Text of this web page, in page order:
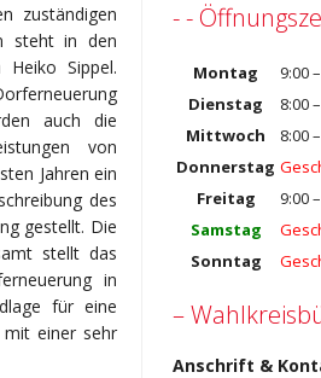
zuständigen
steht in den
Sippel.
auch die
von
Jahren ein
des
gestellt. Die
stellt das
in
für eine
mit einer sehr
- -
Montag
9:00
Dienstag
8:00
Mittwoch
8:00
Donnerstag
Freitag
9:00
Samstag
Sonntag
–
Anschrift &